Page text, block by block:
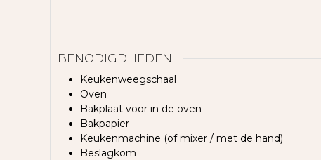
BENODIGDHEDEN
Keukenweegschaal
Oven
Bakplaat voor in de oven
Bakpapier
Keukenmachine (of mixer / met de hand)
Beslagkom